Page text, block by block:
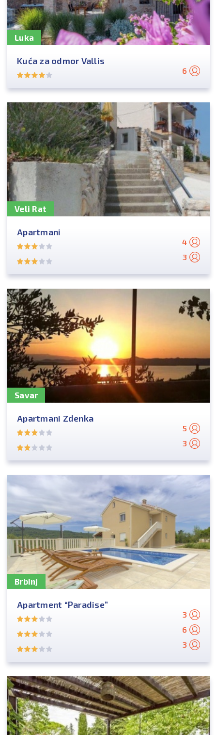
Luka
Kuća za odmor Vallis
6
Veli Rat
Apartmani
4
3
Savar
Apartmani Zdenka
5
3
Brbinj
Apartment “Paradise”
3
6
3